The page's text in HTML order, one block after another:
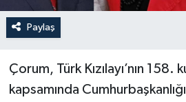
Paylaş
Çorum, Türk Kızılayı’nın 158.
kapsamında
TEKNOLOJİ